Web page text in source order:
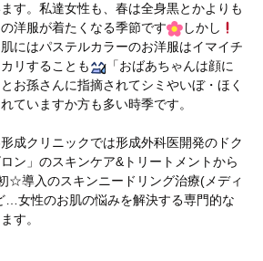
す。私達女性も、春は全身黒とかよりも
洋服が着たくなる季節です
しかし
にはパステルカラーのお洋服はイマイチ
リすることも
「おばあちゃんは顔に
お孫さんに指摘されてシミやいぼ・ほく
ていますか方も多い時季です。
成クリニックでは形成外科医開発のドク
ン」のスキンケア&トリートメントから
☆導入のスキンニードリング治療(メディ
…女性のお肌の悩みを解決する専門的な
す。